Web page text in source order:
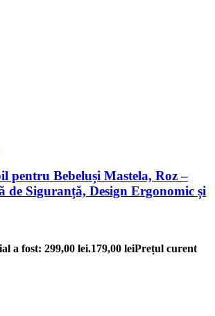
pentru Bebeluși Mastela, Roz –
de Siguranță, Design Ergonomic și
a fost: 299,00 lei.179,00 leiPrețul curent